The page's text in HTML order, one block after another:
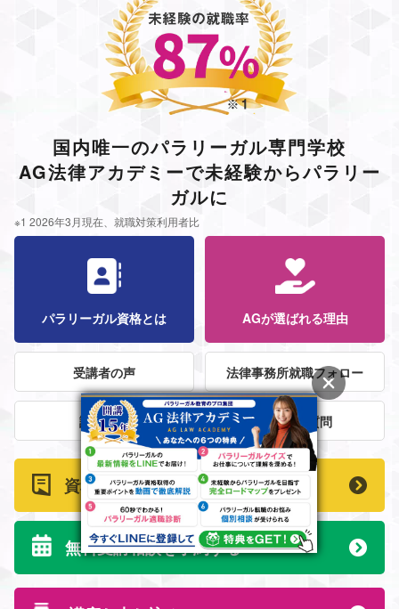
※1 2026年3月現在、就職対策利用者比
国内唯一のパラリーガル専門学校
AG法律アカデミーで未経験からパラリー
ガルに
パラリーガル資格とは AGが選ばれる理由
受講者の声 法律事務所就職フォロー
講師紹介 よくある質問
資料請求はこちら
無料受講相談を予約する